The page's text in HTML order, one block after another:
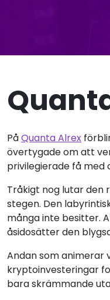
PåQuanta Alrex
övertygade om att
privilegierade få med
Tråkigt nog lutar den
stegen. Den
många inte besitter.
åsidosätter den
Andan som animerar
kryptoinvesteringar
bara skrämmande